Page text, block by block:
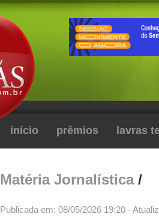
início prêmios lavras
Matéria Jornalística/
Publicada em: 08/05/2026 19:20 -